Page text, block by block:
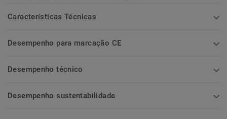
Características Técnicas
Desempenho para marcação CE
Desempenho técnico
Desempenho sustentabilidade